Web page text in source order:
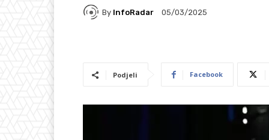
By InfoRadar 05/03/2025
Podjeli Facebook